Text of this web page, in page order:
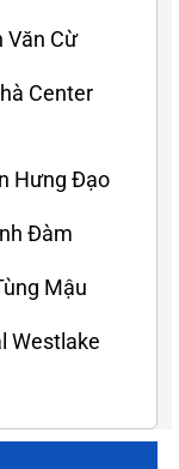
Văn Cừ
Center
Hưng Đạo
Đàm
Mậu
Westlake